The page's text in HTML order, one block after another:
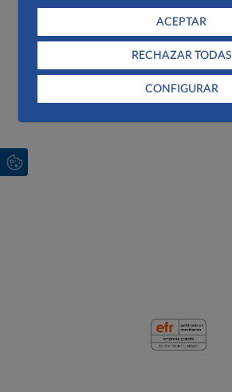
ACEPTAR
RECHAZAR TODAS
CONFIGURAR
Cuentas anuales 2020
Cuentas anuales 2021
Cuentas anuales 2022
Cuentas anuales 2023